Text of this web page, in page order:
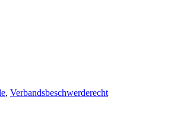
, Verbandsbeschwerderecht